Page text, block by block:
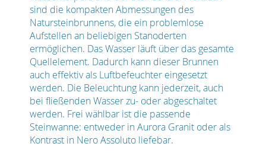
sind die kompakten Abmessungen des
Natursteinbrunnens, die ein problemlose
Aufstellen an beliebigen Stanoderten
ermöglichen. Das Wasser läuft über das gesamte
Quellelement. Dadurch kann dieser Brunnen
auch effektiv als Luftbefeuchter eingesetzt
werden. Die Beleuchtung kann jederzeit, auch
bei fließenden Wasser zu- oder abgeschaltet
werden. Frei wählbar ist die passende
Steinwanne: entweder in Aurora Granit oder als
Kontrast in Nero Assoluto liefebar.